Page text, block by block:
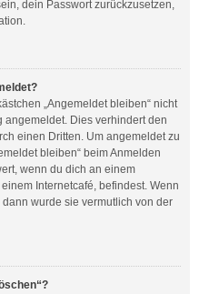
dein Passwort zurückzusetzen,
„Angemeldet bleiben“ nicht
angemeldet. Dies verhindert den
einen Dritten. Um angemeldet zu
bleiben“ beim Anmelden
wenn du dich an einem
Internetcafé, befindest. Wenn
wurde sie vermutlich von der